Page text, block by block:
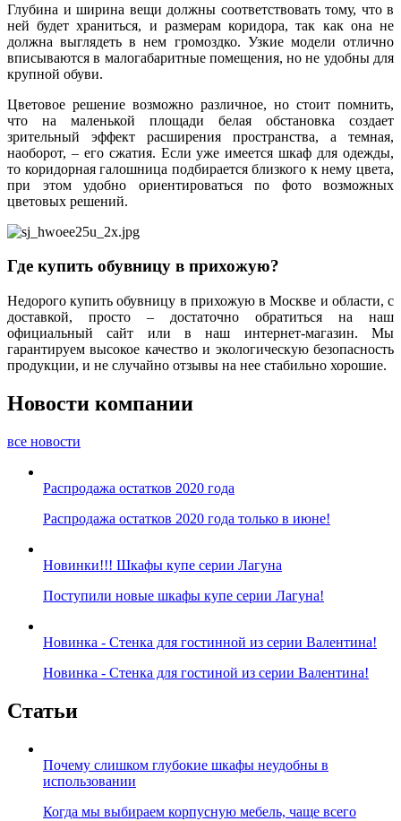
Глубина и ширина вещи должны соответствовать тому, что в
ней будет храниться, и размерам коридора, так как она не
должна выглядеть в нем громоздко. Узкие модели отлично
вписываются в малогабаритные помещения, но не удобны для
крупной обуви.
Цветовое решение возможно различное, но стоит помнить,
что на маленькой площади белая обстановка создает
зрительный эффект расширения пространства, а темная,
наоборот, – его сжатия. Если уже имеется шкаф для одежды,
то коридорная галошница подбирается близкого к нему цвета,
при этом удобно ориентироваться по фото возможных
цветовых решений.
Где купить обувницу в прихожую?
Недорого купить обувницу в прихожую в Москве и области, с
доставкой, просто – достаточно обратиться на наш
официальный сайт или в наш интернет-магазин. Мы
гарантируем высокое качество и экологическую безопасность
продукции, и не случайно отзывы на нее стабильно хорошие.
Новости компании
все новости
Распродажа остатков 2020 года
Распродажа остатков 2020 года только в июне!
Новинки!!! Шкафы купе серии Лагуна
Поступили новые шкафы купе серии Лагуна!
Новинка - Стенка для гостинной из серии Валентина!
Новинка - Стенка для гостиной из серии Валентина!
Статьи
Почему слишком глубокие шкафы неудобны в
использовании
Когда мы выбираем корпусную мебель, чаще всего